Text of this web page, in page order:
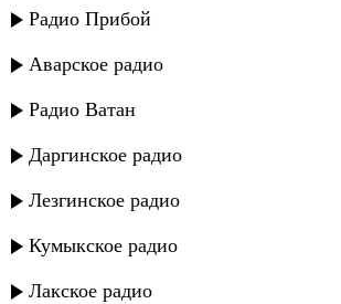
Радио Прибой
Аварское радио
Радио Ватан
Даргинское радио
Лезгинское радио
Кумыкское радио
Лакское радио
Султан Лагучев - Скучает осень
Султан - Кинжал
Султан и Эльчин Кулиев - Вне